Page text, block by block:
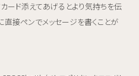
ード添えてあげるとより気持ちを伝
直接ペンでメッセージを書くことが